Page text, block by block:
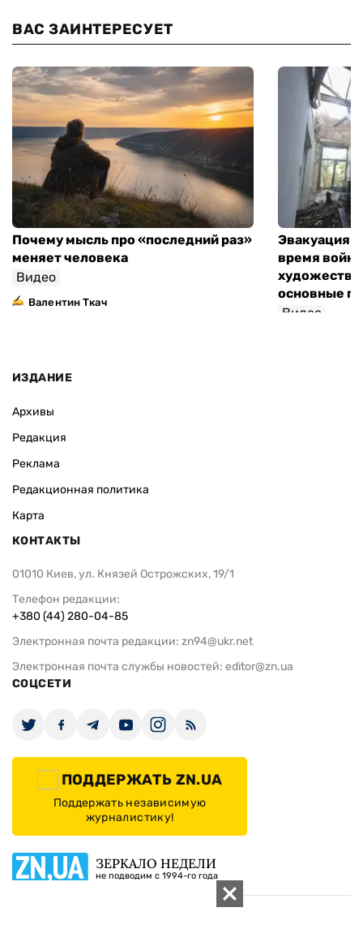
ВАС ЗАИНТЕРЕСУЕТ
Почему мысль про «последний раз»
меняет человека
Видео
Валентин Ткач
Эвакуация
время
основные
Видео
ИЗДАНИЕ
Архивы
Редакция
Реклама
Редакционная политика
Карта
КОНТАКТЫ
01010 Киев, ул. Князей Острожских, 19/1
Телефон редакции:
+380 (44) 280-04-85
Электронная почта редакции: zn94@ukr.net
Электронная почта службы новостей: editor@zn.ua
СОЦСЕТИ
ПОДДЕРЖАТЬ ZN.UA
Поддержать независимую
журналистику!
ЗЕРКАЛО НЕДЕЛИ
не подводим с 1994-го года